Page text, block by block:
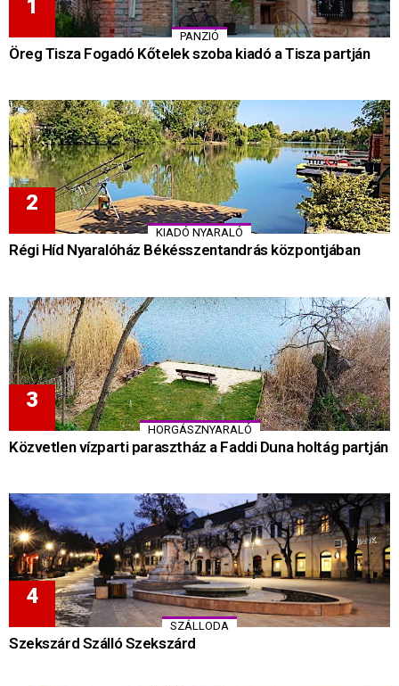
PANZIÓ
Öreg Tisza Fogadó Kőtelek szoba kiadó a Tisza partján
KIADÓ NYARALÓ
Régi Híd Nyaralóház Békésszentandrás központjában
HORGÁSZNYARALÓ
Közvetlen vízparti parasztház a Faddi Duna holtág partján
SZÁLLODA
Szekszárd Szálló Szekszárd